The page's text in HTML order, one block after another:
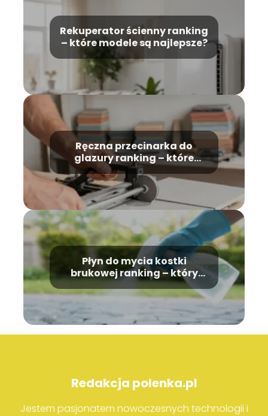
Rekuperator ścienny ranking
– które modele są najlepsze?
Ręczna przecinarka do
glazury ranking – które
modele wybrać?
Płyn do mycia kostki
brukowej ranking – który
wybrać?
Redakcja polenka.pl
Jestem pasjonatem nowoczesnych technologii i